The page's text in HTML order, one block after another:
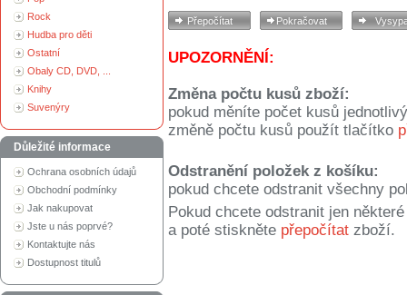
Rock
Hudba pro děti
Ostatní
Obaly CD, DVD, ...
Knihy
Suvenýry
Důležité informace
Ochrana osobních údajů
Obchodní podmínky
Jak nakupovat
Jste u nás poprvé?
Kontaktujte nás
Dostupnost titulů
UPOZORNĚNÍ:
Změna počtu kusů zboží:
pokud měníte počet kusů
změně počtu kusů použít tlačítko
Odstranění položek z košíku:
pokud chcete odstranit všechny
Pokud chcete odstranit jen
a poté stiskněte přepočítat zboží.